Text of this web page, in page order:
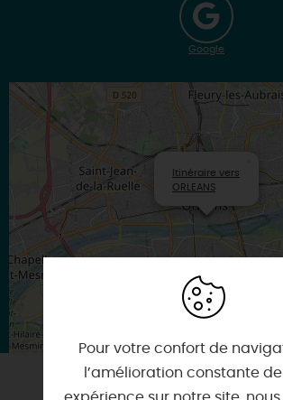
Google
Itinéraire vers
ORLEANS
Leaflet| Map data ©
Pour votre confort de
l’amélioration constante
expérience sur notre site,